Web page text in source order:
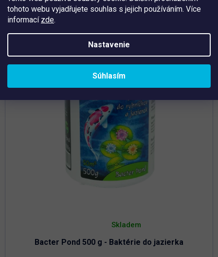
tohoto webu vyjadřujete souhlas s jejich používáním. Více
informací zde.
Nastavenie
Súhlasím
Tip
Bacter Pond 500 g - Baktérie do jazierka
hodnotenie
je
5,0
Skladem